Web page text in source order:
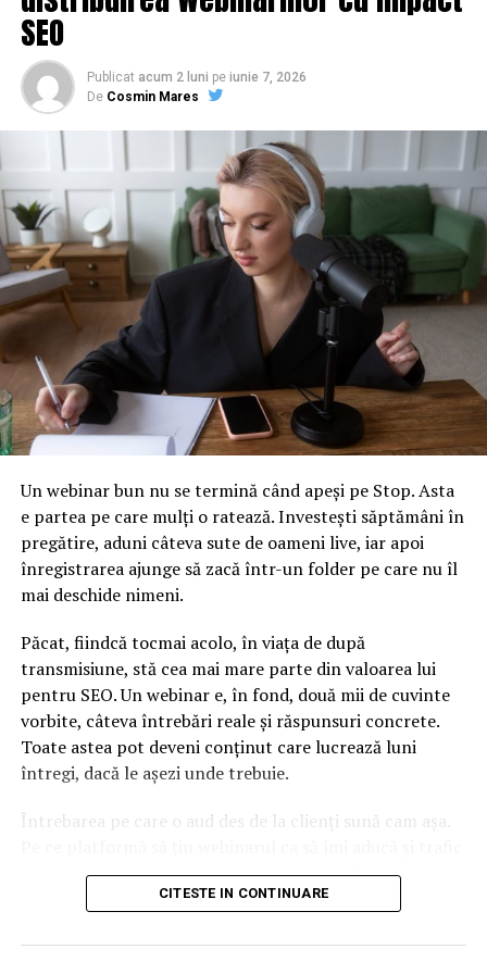
Sursă foto:Digi24
Specialiştii spun că zona de-a lungul Dâmboviţei este
periculoasă pentru că sunt regiuni cu teren nisipos.
Acolo pot apărea fenomene de lichefiere a solului, o
„curgere” a nisipului, aşa cum s-a întâmplat recent în
Indonezia. Clădirile aflate de acolo pot, astfel, să se
încline.
„În Bucureşti nu ai voie să proiectezi structuri din oţel,
pentru că sunt foarte flexibile, exact ce n-ai voie aici”,
spune Gheorghe Mărmureanu, director onorific al
Institutului Naţional pentru Fizica Pământului.
Cu toate acestea, în ultimii ani, nordul oraşului a fost
invadat de blocuri turn, deşi zona este vulnerabilă. La
„Aurel Vlaicu” sunt cele mai multe clădiri înalte din
Bucureşti. 250.000 de angajaţi lucrează aici, adică o
treime din totalul celor care muncesc în birouri în
ARTICOLE PE ACEIASI TEMA:
Cutremur în showbiz! Cunoscută vedetă TV, dosar la
SEO
Publicat acum 2 luni pe iunie 7, 2026
De Cosmin Mares
Un webinar bun nu se termină când apeși pe Stop. Asta
e partea pe care mulți o ratează. Investești săptămâni în
pregătire, aduni câteva sute de oameni live, iar apoi
înregistrarea ajunge să zacă într-un folder pe care nu îl
mai deschide nimeni.
Păcat, fiindcă tocmai acolo, în viața de după
transmisiune, stă cea mai mare parte din valoarea lui
pentru SEO. Un webinar e, în fond, două mii de cuvinte
vorbite, câteva întrebări reale și răspunsuri concrete.
Toate astea pot deveni conținut care lucrează luni
întregi, dacă le așezi unde trebuie.
Întrebarea pe care o aud des de la clienți sună cam așa.
din Google, nu doar lead-uri pe moment? Răspunsul
scurt e că platforma contează, dar nu în felul în care
CITESTE IN CONTINUARE